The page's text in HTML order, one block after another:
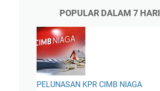
POPULAR DALAM 7 HARI
PELUNASAN KPR CIMB NIAGA